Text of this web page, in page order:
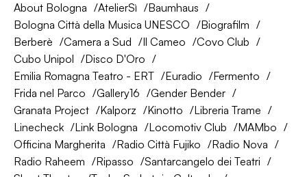
About Bologna AtelierSì
Baumhaus
Bologna Città della Musica UNESCO
Biografilm
Berberè
Camera a Sud Il Cameo
Covo Club
Cubo Unipol
Disco D'Oro
Emilia Romagna Teatro - ERT
Euradio
Fermento
Frida nel Parco
Gallery16
Gender Bender
Granata Project
Kalporz Kinotto
Libreria Trame
Linecheck
Link Bologna Locomotiv Club
MAMbo
Officina Margherita
Radio Città Fujiko
Radio Nova
Radio Raheem
Ripasso
Santarcangelo dei Teatri